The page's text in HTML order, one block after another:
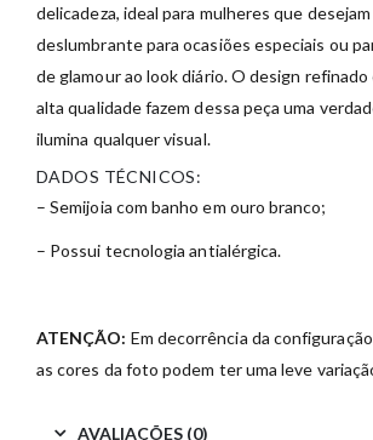
delicadeza, ideal para mulheres que
deslumbrante para ocasiões especiais ou
de glamour ao look diário. O design refinado
alta qualidade fazem dessa peça uma
ilumina qualquer visual.
DADOS TÉCNICOS:
– Semijoia com banho em ouro branco;
– Possui tecnologia antialérgica.
ATENÇÃO: Em decorrência da
as cores da foto podem ter uma leve
AVALIAÇÕES (0)